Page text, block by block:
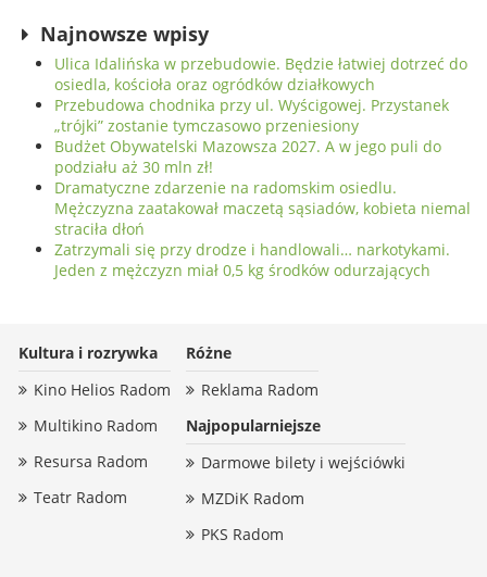
Najnowsze wpisy
Ulica Idalińska w przebudowie. Będzie łatwiej dotrzeć do
osiedla, kościoła oraz ogródków działkowych
Przebudowa chodnika przy ul. Wyścigowej. Przystanek
„trójki” zostanie tymczasowo przeniesiony
Budżet Obywatelski Mazowsza 2027. A w jego puli do
podziału aż 30 mln zł!
Dramatyczne zdarzenie na radomskim osiedlu.
Mężczyzna zaatakował maczetą sąsiadów, kobieta niemal
straciła dłoń
Zatrzymali się przy drodze i handlowali… narkotykami.
Jeden z mężczyzn miał 0,5 kg środków odurzających
Kultura i rozrywka
Kino Helios Radom
Multikino Radom
Resursa Radom
Teatr Radom
Różne
Reklama Radom
Najpopularniejsze
Darmowe bilety i wejściówki
MZDiK Radom
PKS Radom